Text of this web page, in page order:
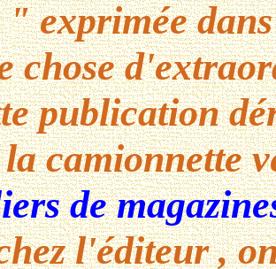
"exprimée
chose
publication
camionnette
de
l'éditeur ,